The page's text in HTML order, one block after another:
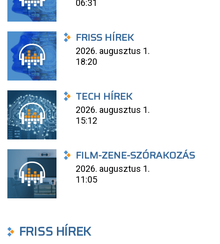
06:31
FRISS HÍREK
2026. augusztus 1.
18:20
TECH HÍREK
2026. augusztus 1.
15:12
FILM-ZENE-SZÓRAKOZÁS
2026. augusztus 1.
11:05
FRISS HÍREK